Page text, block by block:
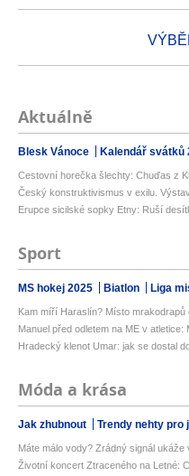
Aktuálně
Blesk Vánoce Kalendář svátků
Cestovní horečka šlechty: Chuďas z
Český konstruktivismus v exilu.
Erupce sicilské sopky Etny: Ruší
Sport
MS hokej 2025 Biatlon Liga
Kam míří Haraslín? Místo
Manuel před odletem na ME v
Hradecký klenot Umar: jak se dostal
Móda a krása
Jak zhubnout Trendy nehty pro
Máte málo vody? Zrádný signál ukáže
Životní koncert Ztraceného na Letné: